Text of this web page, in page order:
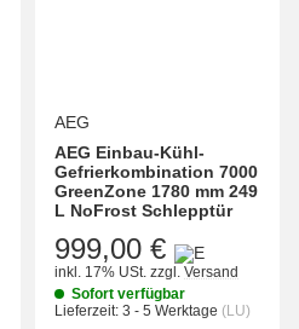
AEG
AEG Einbau-Kühl-
Gefrierkombination 7000
GreenZone 1780 mm 249
L NoFrost Schlepptür
999,00 €
inkl. 17% USt. zzgl. Versand
Sofort verfügbar
Lieferzeit: 3 - 5 Werktage (LU)